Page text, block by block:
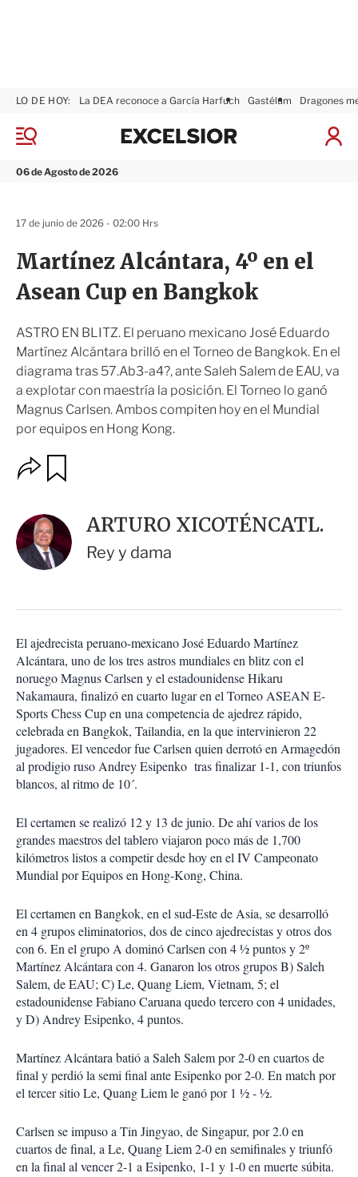
M
n
06 de Agosto de 2026
LO DE HOY: La DEA reconoce a García Harfuch Gastélum Dragones
I
x
Martínez Alcántara, 4º en el
Asean Cup en Bangkok
ASTRO EN BLITZ. El peruano mexicano José Eduardo
Martínez Alcántara brilló en el Torneo de Bangkok. En el
diagrama tras 57.Ab3-a4?, ante Saleh Salem de EAU, va
a explotar con maestría la posición. El Torneo lo ganó
Magnus Carlsen. Ambos compiten hoy en el Mundial
por equipos en Hong Kong.
17 de junio de 2026 - 02:00 Hrs
O
p
o
n
e
s
c
m
p
a
r
t
i
r
a
r
ARTURO XICOTÉNCATL.
Rey y dama
El ajedrecista peruano-mexicano José Eduardo Martínez
Alcántara, uno de los tres astros mundiales en blitz con el
noruego Magnus Carlsen y el estadounidense Hikaru
Nakamaura, finalizó en cuarto lugar en el Torneo ASEAN E-
Sports Chess Cup en una competencia de ajedrez rápido,
celebrada en Bangkok, Tailandia, en la que intervinieron 22
jugadores. El vencedor fue Carlsen quien derrotó en Armagedón
al prodigio ruso Andrey Esipenko tras finalizar 1-1, con triunfos
blancos, al ritmo de 10´.
El certamen se realizó 12 y 13 de junio. De ahí varios de los
grandes maestros del tablero viajaron poco más de 1,700
kilómetros listos a competir desde hoy en el IV Campeonato
Mundial por Equipos en Hong-Kong, China.
El certamen en Bangkok, en el sud-Este de Asia, se desarrolló
en 4 grupos eliminatorios, dos de cinco ajedrecistas y otros dos
con 6. En el grupo A dominó Carlsen con 4 ½ puntos y 2º
Martínez Alcántara con 4. Ganaron los otros grupos B) Saleh
Salem, de EAU; C) Le, Quang Liem, Vietnam, 5; el
estadounidense Fabiano Caruana quedo tercero con 4 unidades,
y D) Andrey Esipenko, 4 puntos.
Martínez Alcántara batió a Saleh Salem por 2-0 en cuartos de
final y perdió la semi final ante Esipenko por 2-0. En match por
el tercer sitio Le, Quang Liem le ganó por 1 ½ - ½.
Carlsen se impuso a Tin Jingyao, de Singapur, por 2.0 en
cuartos de final, a Le, Quang Liem 2-0 en semifinales y triunfó
en la final al vencer 2-1 a Esipenko, 1-1 y 1-0 en muerte súbita.